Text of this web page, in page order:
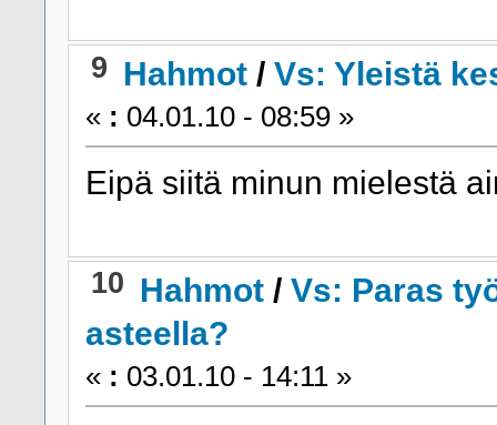
9 Hahmot /Vs: Yleistä
« : 04.01.10 - 08:59 »
Eipä siitä minun mielestä
10 Hahmot /Vs: Paras
asteella?
« : 03.01.10 - 14:11 »